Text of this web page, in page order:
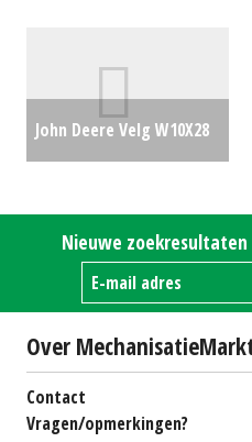
John Deere Velg W10X28
Nieuwe
Over
Contact
Vragen/opmerkingen?